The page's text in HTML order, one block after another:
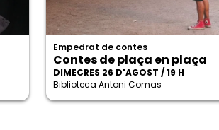
Empedrat de contes
Contes de plaça en plaça
DIMECRES 26 D'AGOST / 19 H
Biblioteca Antoni Comas